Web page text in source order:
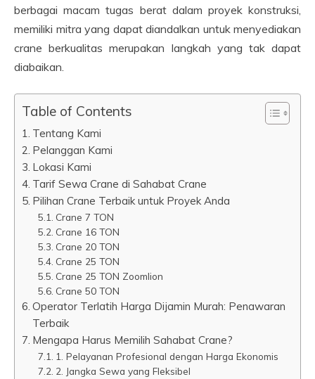
berbagai macam tugas berat dalam proyek konstruksi,
memiliki mitra yang dapat diandalkan untuk menyediakan
crane berkualitas merupakan langkah yang tak dapat
diabaikan.
Table of Contents
Tentang Kami
Pelanggan Kami
Lokasi Kami
Tarif Sewa Crane di Sahabat Crane
Pilihan Crane Terbaik untuk Proyek Anda
Crane 7 TON
Crane 16 TON
Crane 20 TON
Crane 25 TON
Crane 25 TON Zoomlion
Crane 50 TON
Operator Terlatih Harga Dijamin Murah: Penawaran
Terbaik
Mengapa Harus Memilih Sahabat Crane?
1. Pelayanan Profesional dengan Harga Ekonomis
2. Jangka Sewa yang Fleksibel